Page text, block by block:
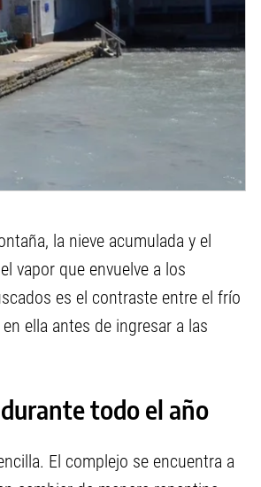
la nieve acumulada y el
vapor que envuelve a los
es el contraste entre el frío
ella antes de ingresar a las
todo el año
El complejo se encuentra a